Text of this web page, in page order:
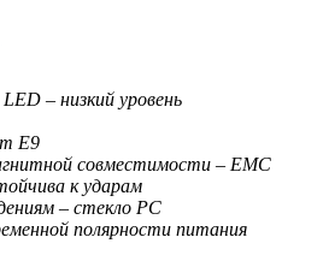
– низкий уровень
E9
совместимости – EMC
к ударам
– стекло PC
полярности питания